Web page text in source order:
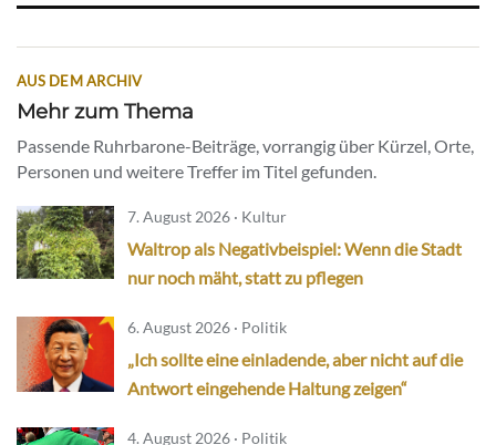
AUS DEM ARCHIV
Mehr zum Thema
Passende Ruhrbarone-Beiträge, vorrangig über Kürzel, Orte,
Personen und weitere Treffer im Titel gefunden.
7. August 2026 · Kultur
Waltrop als Negativbeispiel: Wenn die Stadt
nur noch mäht, statt zu pflegen
6. August 2026 · Politik
„Ich sollte eine einladende, aber nicht auf die
Antwort eingehende Haltung zeigen“
4. August 2026 · Politik